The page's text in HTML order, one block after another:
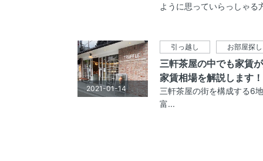
ように思っていらっしゃる
2021-01-14
引っ越し お部屋探し
三軒茶屋の中でも家賃
家賃相場を解説します！
三軒茶屋の街を構成する6
富...